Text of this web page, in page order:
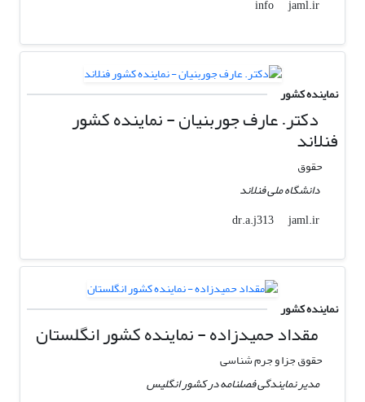
info
jaml.ir
نماینده کشور
دکتر. عارف جوربنیان - نماینده کشور
فنلاند
حقوق
دانشگاه ملی فنلاند
dr.a.j313
jaml.ir
نماینده کشور
مقداد حمیدزاده - نماینده کشور انگلستان
حقوق جزا و جرم شناسی
مدیر نمایندگی فصلنامه در کشور انگلیس